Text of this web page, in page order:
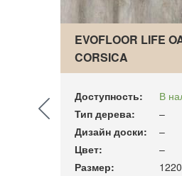
EVOFLOOR LIFE
CORSICA
Доступность:
В
Тип дерева:
–
Дизайн доски:
–
Цвет:
–
Размер: